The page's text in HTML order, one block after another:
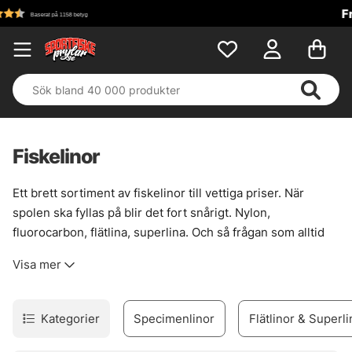
Fiskelinor
Ett brett sortiment av fiskelinor till vettiga priser. När
spolen ska fyllas på blir det fort snårigt. Nylon,
fluorocarbon, flätlina, superlina. Och så frågan som alltid
och när är det klokt att välja tunnare eller grövre
Här finns linor för olika fisken, olika vatten och olika sätt att
Visa mer
Kategorier Specimenlinor Flätlinor &